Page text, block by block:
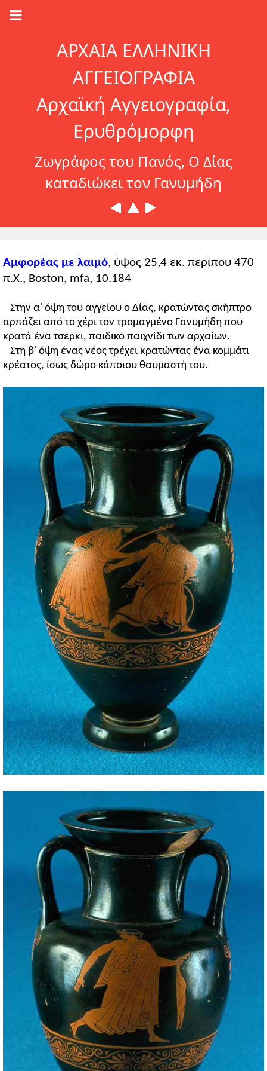
ΑΡΧΑΙΑ ΕΛΛΗΝΙΚΗ
ΑΓΓΕΙΟΓΡΑΦΙΑ
Αρχαϊκή Αγγειογραφία,
Ερυθρόμορφη
Ζωγράφος του Πανός, Ο Δίας
καταδιώκει τον Γανυμήδη
Αμφορέας με λαιμό, ύψος 25,4 εκ. περίπου 470
π.Χ., Boston, mfa, 10.184
Στην α' όψη του αγγείου ο Δίας, κρατώντας σκήπτρο
αρπάζει από το χέρι τον τρομαγμένο Γανυμήδη που
κρατά ένα τσέρκι, παιδικό παιχνίδι των αρχαίων.
Στη β' όψη ένας νέος τρέχει κρατώντας ένα κομμάτι
κρέατος, ίσως δώρο κάποιου θαυμαστή του.